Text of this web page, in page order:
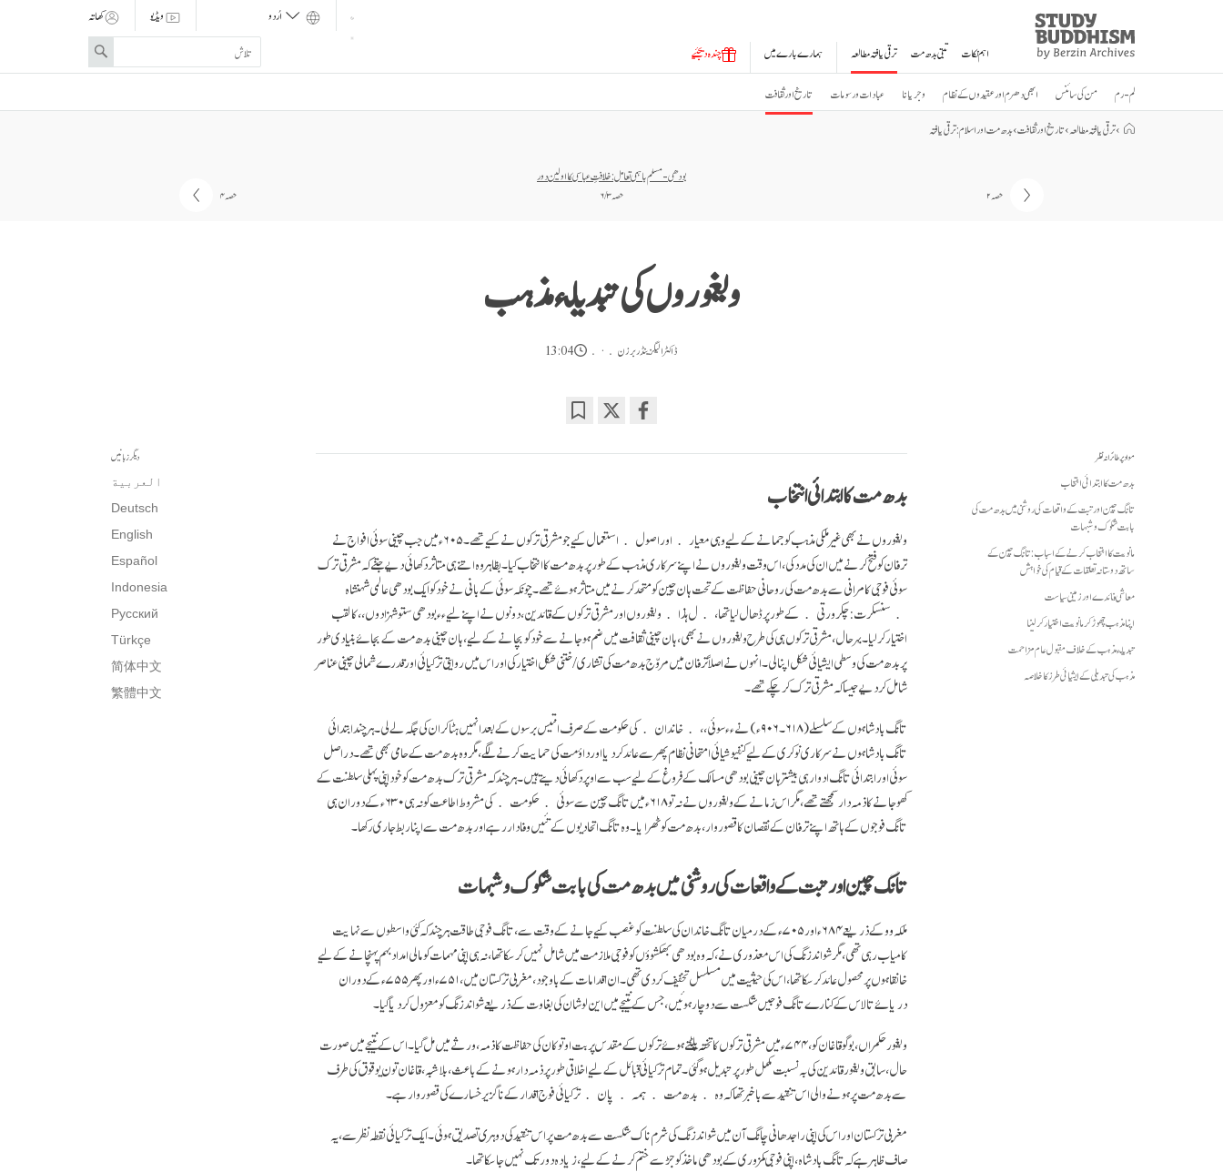
Study
Buddhism
Home
اہم نکات تبتی بدھ مت ترقی یافتہ مطالعہ
لم-رم من کی سائنس ابھی دھرم اور عقیدوں کے نظام وجریانا عبادات و رسومات تاریخ اور ثقافت
ہمارے بارے میں چندہ دیجئیے
ویڈیو
کھاتہ
Enter
search
term
Search
›ترقی یافتہ مطالعہ›تاریخ اور ثقافت›بدھ مت اور اسلام: ترقی یافتہ
حصہ ۲
بودھی-مسلم باہمی تعامل: خلافتِ عباسی کا اولین دور
حصہ ۳ / ۶ حصہ ۴
ویغوروں کی تبدیلئ مذہب
ڈاکٹر الیگزینڈر برزن 13:04
on
مواد پر طائرانہ نظر
بدھ مت کا ابتدائی انتخاب
تانگ چین اور تبت کے واقعات کی روشنی میں بدھ مت کی
بابت شکوک و شبہات
مانویت کا انتخاب کرنے کے اسباب: تانگ چین کے
ساتھ دوستانہ تعلقات کے قیام کی خواہش
معاشی فائدے اور زمینی سیاست
اپنا مذہب چھوڑ کر مانویت اختیار کر لینا
تبدیلئ مذہب کے خلاف مقبول عام مزاحمت
مذہب کی تبدیلی کے ایشیائی طرز کا خلاصہ
دیگر زبانیں
العربية
Deutsch
English
Español
Indonesia
Русский
Türkçe
简体中文
繁體中文
بدھ مت کا ابتدائی انتخاب
ویغوروں نے بھی غیرملکی مذہب کو جمانے کے لیے وہی معیار ﴿اور اصول﴾ استعمال کیے جو مشرقی ترکوں نے کیے تھے۔ ۶۰۵ء میں جب چینی سوئی افواج نے
ترفان کو فتح کرنے میں ان کی مدد کی، اس وقت ویغوروں نے اپنے سرکاری مذہب کے طور پر بدھ مت کا انتخاب کیا۔ بظاہر وہ اتنے ہی متاثر دکھائی دیے جتنے کہ مشرقی ترک
سوئی فوجی کامرانی سے بدھ مت کی روحانی حفاظت کے تحت ہان چین کو متحد کرنے میں متاثر ہوئے تھے۔ چونکہ سوئی کے بانی نے خود کو ایک بودھی عالمی شہنشاہ
﴿سنسکرت: چکرورتی﴾ کے طور پر ڈھال لیا تھا، ﴿ل ہٰذا﴾ ویغوروں اور مشرقی ترکوں کے قائدین، دونوں نے اپنے لیے ٫٫ بودھی ستو شہزادوں،، کا لقب
اختیار کرلیا۔ بہر حال، مشرقی ترکوں ہی کی طرح ویغوروں نے بھی، ہان چینی ثقافت میں ضم ہوجانے سے خود کو بچانے کے لیے، ہان چینی بدھ مت کے بجائے بنیادی طور
پر بدھ مت کی وسطی ایشیائی شکل اپنالی۔ انہوں نے اصلاً ترفان میں مروّج بدھ مت کی تشاری / ختنی شکل اختیار کی اور اس میں روایتی ترکیائی اور قدرے شمالی چینی عناصر
شامل کر دیے جیسا کہ مشرقی ترک کر چکے تھے۔
تانگ بادشاہوں کے سلسلے (۶۱۸۔۹۰۶ء) نے ٫٫سوئی،، ﴿خاندان﴾ کی حکومت کے صرف انتیس برسوں کے بعد انہیں ہٹا کر ان کی جگہ لے لی۔ ہر چند ابتدائی
تانگ بادشاہوں نے سرکاری نوکری کے لیے کنفیوشیائی امتحانی نظام پھر سے عائد کر دیا اور داؤ مت کی حمایت کرنے لگے، مگر وہ بدھ مت کے حامی بھی تھے۔ دراصل
سوئی اور ابتدائی تانگ ادوار ہی بیشتر ہان چینی بودھی مسالک کے فروغ کے لیے سب سے اوپر دکھائی دیتے ہیں۔ ہر چند کہ مشرقی ترک بدھ مت کو خود اپنی پہلی سلطنت کے
کھو جانے کا ذمہ دار سمجھتے تھے، مگر اس زمانے کے ویغوروں نے نہ تو ۶۱۸ء میں تانگ چین سے سوئی ﴿حکومت﴾ کی مشروط اطاعت کو نہ ہی ۶۳۰ء کے دوران ہی
تانگ فوجوں کے ہاتھ اپنے ترفان کے نقصان کا قصور وار، بدھ مت کو ٹھرایا۔ وہ تانگ اتحادیوں کے تئیں وفادار رہے اور بدھ مت سے اپنا ربط جاری رکھا۔
تانگ چین اور تبت کے واقعات کی روشنی میں بدھ مت کی بابت شکوک و شبہات
ملکہ وو کے ذریعے ۶۸۴ء اور ۷۰۵ء کے درمیان تانگ خاندان کی سلطنت کو غصب کیے جانے کے وقت سے، تانگ فوجی طاقت ہر چند کہ کئی واسطوں سے نہایت
کامیاب رہی تھی، مگر شواندزنگ کی اس معذوری نے، کہ وہ بودھی بھکشوؤں کو فوجی ملازمت میں شامل نہیں کرسکا تھا، نہ ہی اپنی مہمات کو مالی امداد بہم پہنچانے کے لیے
خانقاہوں پر محصول عائد کرسکا تھا، اس کی حیثیت میں مسلسل تخفیف کر دی تھی۔ ان اقدامات کے باوجود، مغربی ترکستان میں، ۷۵۱ء اور پھر ۷۵۵ء کے دوران
دریائے تالاس کے کنارے تانگ فوجیں شکست سے دوچار ہوئیں، جس کے نتیجے میں این لوشان کی بغاوت کے ذریعے شواندزنگ کو معزول کردیا گیا۔
ویغور حکمراں، بوگوقاغان کو، ۷۴۴ء میں مشرقی ترکوں کا تختہ پلٹتے ہوئے ترکوں کے مقدس پربت اوتوکان کی حفاظت کا ذمہ، ورثے میں مل گیا۔ اس کے نتیجے میں صورت
حال، سابق ویغور قائدین کی بہ نسبت مکمل طور پر تبدیل ہوگئی۔ تمام ترکیائی قبائل کے لیے اخلاقی طور پر ذمہ دار ہونے کے باعث، بلا شبہ، قاغان تون یوقوق کی طرف
سے بدھ مت پر ہونے والی اس تنقید سے باخبر تھا کہ وہ ﴿بدھ مت﴾ ہمہ ﴿پان﴾ ترکیائی فوج اقدار کے ناگزیر خسارے کی قصور وار ہے۔
مغربی ترکستان اور اس کی اپنی راجدھانی چانگ آن میں شواندزنگ کی شرم ناک شکست سے بدھ مت پر اس تنقید کی دوہری تصدیق ہوئی۔ ایک ترکیائی نقطہ نظر سے، یہ
صاف ظاہر ہے کہ تانگ بادشاہ، اپنی فوجی کمزوری کے بودھی ماخذ کو جڑ سے ختم کرنے کے لیے، زیادہ دور تک نہیں جاسکا تھا۔